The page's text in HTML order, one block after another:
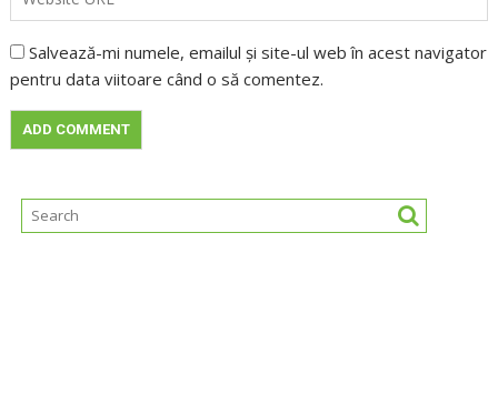
Salvează-mi numele, emailul și site-ul web în acest navigator
pentru data viitoare când o să comentez.